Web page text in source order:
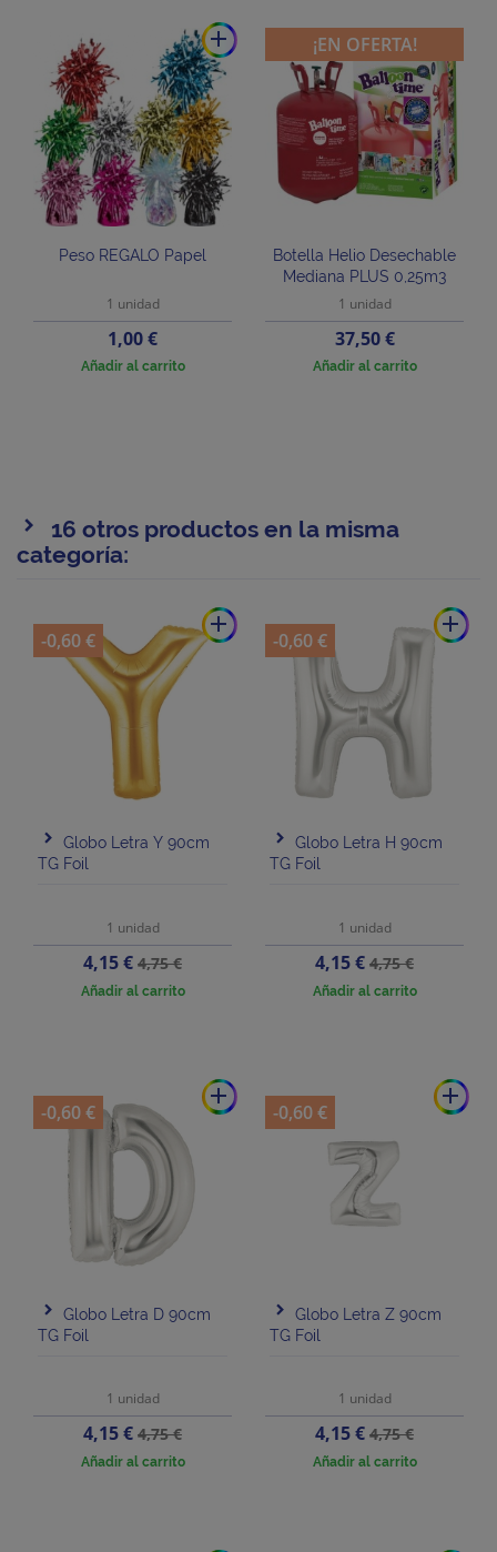
add
Peso REGALO Papel
1 unidad
Precio
1,00 €
Añadir al carrito
Botella Helio Desechable
Mediana PLUS 0,25m3
1 unidad
Precio
37,50 €
Añadir al carrito
¡EN OFERTA!
16 otros productos en la misma
categoría:
add
Globo Letra Y 90cm
TG Foil
1 unidad
Precio
4,15 €Precio
base
4,75 €
Añadir al carrito
-0,60 €
add
Globo Letra H 90cm
TG Foil
1 unidad
Precio
4,15 €Precio
base
4,75 €
Añadir al carrito
-0,60 €
add
Globo Letra D 90cm
TG Foil
1 unidad
Precio
4,15 €Precio
base
4,75 €
Añadir al carrito
-0,60 €
add
Globo Letra Z 90cm
TG Foil
1 unidad
Precio
4,15 €Precio
base
4,75 €
Añadir al carrito
-0,60 €